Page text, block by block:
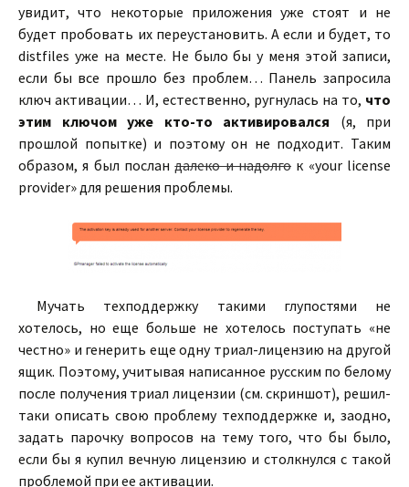
увидит, что некоторые приложения уже стоят и не
будет пробовать их переустановить. А если и будет, то
distfiles уже на месте. Не было бы у меня этой записи,
если бы все прошло без проблем… Панель запросила
ключ активации… И, естественно, ругнулась на то, что
этим ключом уже кто-то активировался (я, при
прошлой попытке) и поэтому он не подходит. Таким
образом, я был посландалеко и надолго к «your license
provider» для решения проблемы.
Мучать техподдержку такими глупостями не
хотелось, но еще больше не хотелось поступать «не
честно» и генерить еще одну триал-лицензию на другой
ящик. Поэтому, учитывая написанное русским по белому
после получения триал лицензии (см. скриншот), решил-
таки описать свою проблему техподдержке и, заодно,
задать парочку вопросов на тему того, что бы было,
если бы я купил вечную лицензию и столкнулся с такой
проблемой при ее активации.